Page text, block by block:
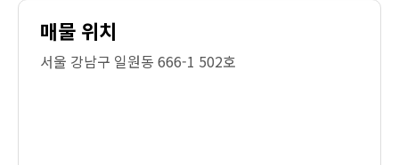
매물 위치
서울 강남구 일원동 666-1 502호